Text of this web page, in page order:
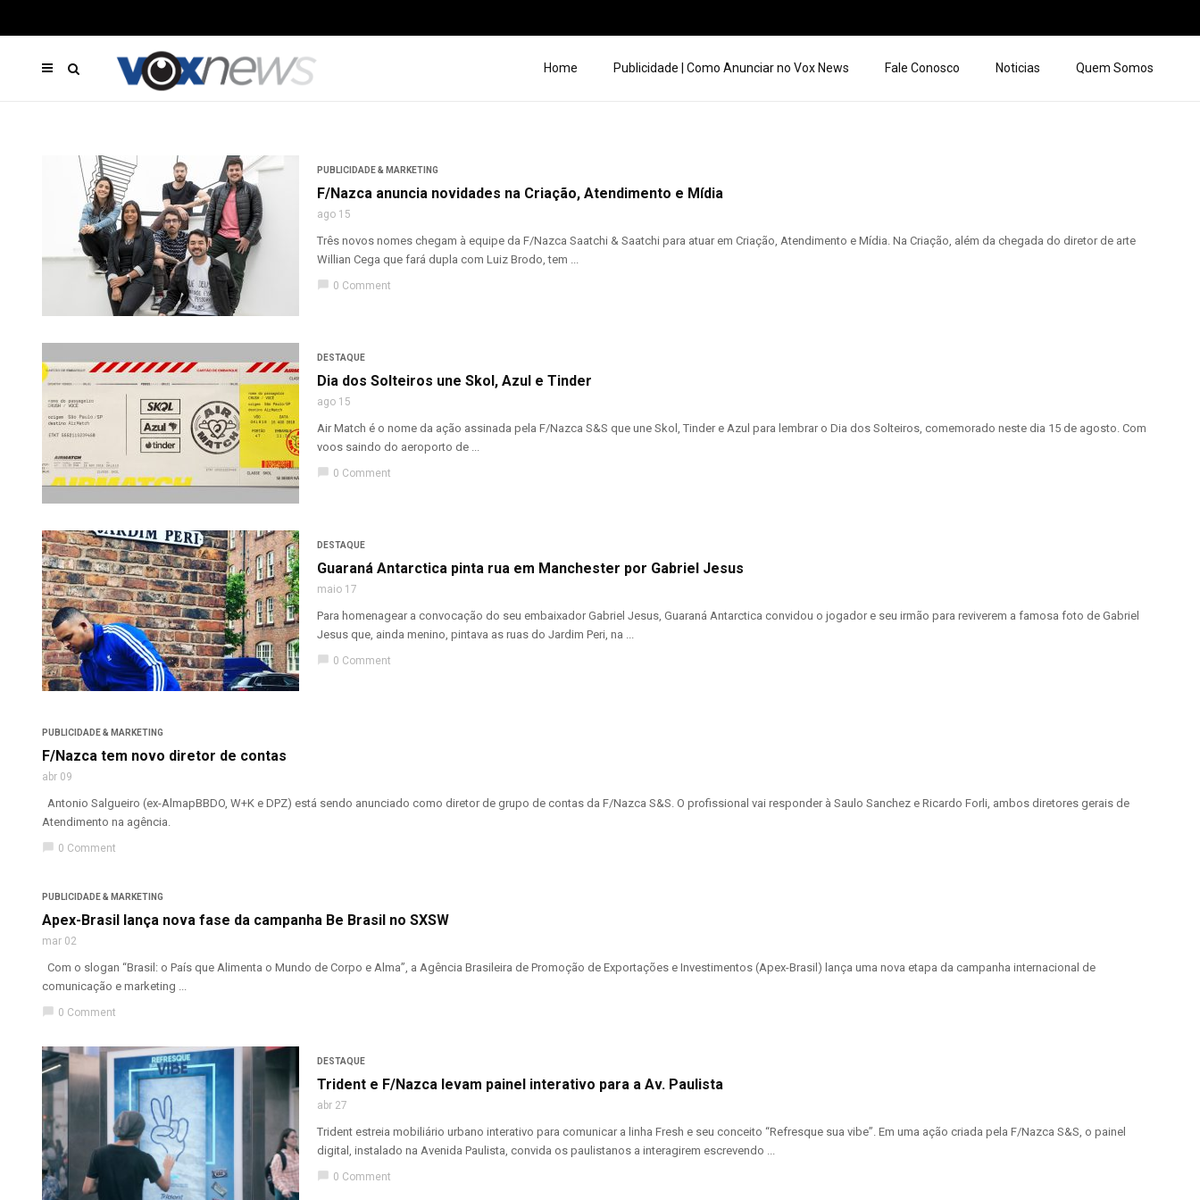
Home Publicidade | Como Anunciar no Vox News Fale Conosco Noticias Quem Somos
PUBLICIDADE & MARKETING
F/Nazca anuncia novidades na Criação, Atendimento e Mídia
ago 15
Três novos nomes chegam à equipe da F/Nazca Saatchi & Saatchi para atuar em Criação, Atendimento e Mídia. Na Criação, além da chegada do diretor de arte
Willian Cega que fará dupla com Luiz Brodo, tem ...
chat_bubble 0 Comment
DESTAQUE
Dia dos Solteiros une Skol, Azul e Tinder
ago 15
Air Match é o nome da ação assinada pela F/Nazca S&S que une Skol, Tinder e Azul para lembrar o Dia dos Solteiros, comemorado neste dia 15 de agosto. Com
voos saindo do aeroporto de ...
chat_bubble 0 Comment
DESTAQUE
Guaraná Antarctica pinta rua em Manchester por Gabriel Jesus
maio 17
Para homenagear a convocação do seu embaixador Gabriel Jesus, Guaraná Antarctica convidou o jogador e seu irmão para reviverem a famosa foto de Gabriel
Jesus que, ainda menino, pintava as ruas do Jardim Peri, na ...
chat_bubble 0 Comment
PUBLICIDADE & MARKETING
F/Nazca tem novo diretor de contas
abr 09
Antonio Salgueiro (ex-AlmapBBDO, W+K e DPZ) está sendo anunciado como diretor de grupo de contas da F/Nazca S&S. O profissional vai responder à Saulo Sanchez e Ricardo Forli, ambos diretores gerais de
Atendimento na agência.
chat_bubble 0 Comment
PUBLICIDADE & MARKETING
Apex-Brasil lança nova fase da campanha Be Brasil no SXSW
mar 02
Com o slogan “Brasil: o País que Alimenta o Mundo de Corpo e Alma”, a Agência Brasileira de Promoção de Exportações e Investimentos (Apex-Brasil) lança uma nova etapa da campanha internacional de
comunicação e marketing ...
chat_bubble 0 Comment
DESTAQUE
Trident e F/Nazca levam painel interativo para a Av. Paulista
abr 27
Trident estreia mobiliário urbano interativo para comunicar a linha Fresh e seu conceito “Refresque sua vibe”. Em uma ação criada pela F/Nazca S&S, o painel
digital, instalado na Avenida Paulista, convida os paulistanos a interagirem escrevendo ...
chat_bubble 0 Comment